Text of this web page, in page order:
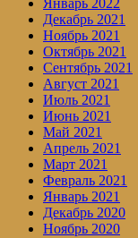
Январь 2022
Декабрь 2021
Ноябрь 2021
Октябрь 2021
Сентябрь 2021
Август 2021
Июль 2021
Июнь 2021
Май 2021
Апрель 2021
Март 2021
Февраль 2021
Январь 2021
Декабрь 2020
Ноябрь 2020